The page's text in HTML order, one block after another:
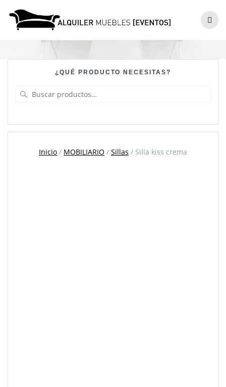
content
Silla kiss crema
¿QUÉ PRODUCTO NECESITAS?
Inicio / MOBILIARIO / Sillas / Silla kiss crema